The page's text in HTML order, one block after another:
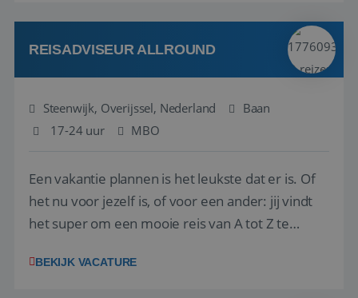
kwaliteitsbewaking van alles wat met IATA te m...
REISADVISEUR ALLROUND
Steenwijk, Overijssel, Nederland
Baan
17-24 uur
MBO
Een vakantie plannen is het leukste dat er is. Of
het nu voor jezelf is, of voor een ander: jij vindt
het super om een mooie reis van A tot Z te
vakantiegangers de meest prachtige plekjes op
BEKIJK VACATURE